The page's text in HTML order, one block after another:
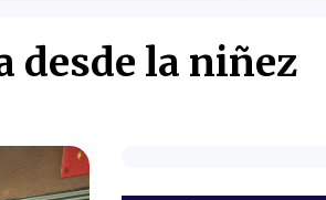
desde la niñez